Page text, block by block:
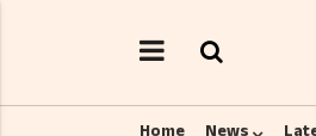
Home News